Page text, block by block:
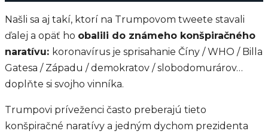
Našli sa aj takí, ktorí na Trumpovom tweete stavali
ďalej a opäť ho obalili do známeho konšpiračného
naratívu: koronavírus je sprisahanie Číny / WHO / Billa
Gatesa / Západu / demokratov / slobodomurárov…
doplňte si svojho vinníka.
Trumpovi príveženci často preberajú tieto
konšpiračné naratívy a jedným dychom prezidenta